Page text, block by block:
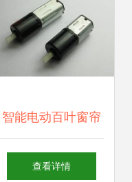
智能电动百叶窗帘
电机12mm 现代家
查看详情